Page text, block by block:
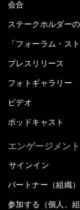
会合
ステークホルダー
「フォーラム・ス
プレスリリース
フォトギャラリー
ビデオ
ポッドキャスト
エンゲージメント
サインイン
パートナー（組織
参加する（個人、組